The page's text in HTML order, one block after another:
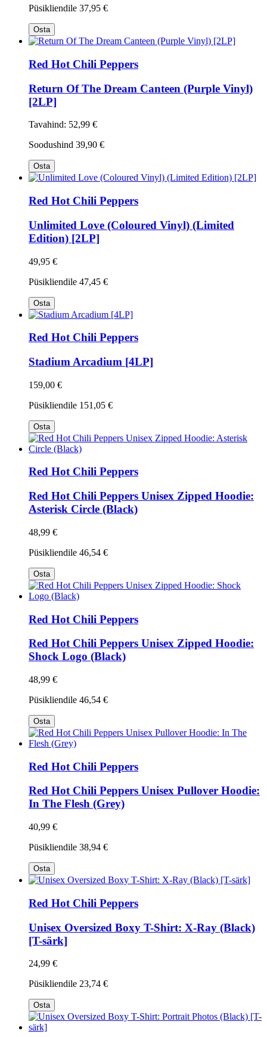
Püsikliendile 37,95 €
Osta
Red Hot Chili Peppers
Return Of The Dream Canteen (Purple Vinyl)
[2LP]
Tavahind: 52,99 €
Soodushind 39,90 €
Osta
Red Hot Chili Peppers
Unlimited Love (Coloured Vinyl) (Limited
Edition) [2LP]
49,95 €
Püsikliendile 47,45 €
Osta
Red Hot Chili Peppers
Stadium Arcadium [4LP]
159,00 €
Püsikliendile 151,05 €
Osta
Red Hot Chili Peppers
Red Hot Chili Peppers Unisex Zipped Hoodie:
Asterisk Circle (Black)
48,99 €
Püsikliendile 46,54 €
Osta
Red Hot Chili Peppers
Red Hot Chili Peppers Unisex Zipped Hoodie:
Shock Logo (Black)
48,99 €
Püsikliendile 46,54 €
Osta
Red Hot Chili Peppers
Red Hot Chili Peppers Unisex Pullover Hoodie:
In The Flesh (Grey)
40,99 €
Püsikliendile 38,94 €
Osta
Red Hot Chili Peppers
Unisex Oversized Boxy T-Shirt: X-Ray (Black)
[T-särk]
24,99 €
Püsikliendile 23,74 €
Osta